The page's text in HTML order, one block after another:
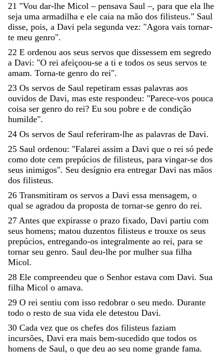
21 "Vou dar-lhe Micol– pensava Saul–, para que ela lhe
seja uma armadilha e ele caia na mão dos filisteus." Saul
disse, pois, a Davi pela segunda vez: "Agora vais tornar-
te meu genro".
22 E ordenou aos seus servos que dissessem em segredo
a Davi: "O rei afeiçoou-se a ti e todos os seus servos te
amam. Torna-te genro do rei".
23 Os servos de Saul repetiram essas palavras aos
ouvidos de Davi, mas este respondeu: "Parece-vos pouca
coisa ser genro do rei? Eu sou pobre e de condição
humilde".
24 Os servos de Saul referiram-lhe as palavras de Davi.
25 Saul ordenou: "Falarei assim a Davi que o rei só pede
como dote cem prepúcios de filisteus, para vingar-se dos
seus inimigos". Seu desígnio era entregar Davi nas mãos
dos filisteus.
26 Transmitiram os servos a Davi essa mensagem, o
qual se agradou da proposta de tornar-se genro do rei.
27 Antes que expirasse o prazo fixado, Davi partiu com
seus homens; matou duzentos filisteus e trouxe os seus
prepúcios, entregando-os integralmente ao rei, para se
tornar seu genro. Saul deu-lhe por mulher sua filha
Micol.
28 Ele compreendeu que o Senhor estava com Davi. Sua
filha Micol o amava.
29 O rei sentiu com isso redobrar o seu medo. Durante
todo o resto de sua vida ele detestou Davi.
30 Cada vez que os chefes dos filisteus faziam
incursões, Davi era mais bem-sucedido que todos os
homens de Saul, o que deu ao seu nome grande fama.